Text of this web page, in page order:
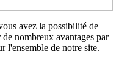
avez la possibilité de
nombreux avantages par
l'ensemble de notre site.